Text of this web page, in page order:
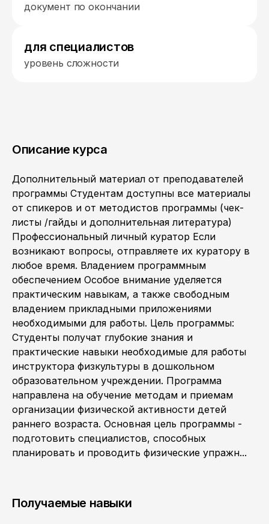
документ по окончании
для специалистов
уровень сложности
Описание курса
Дополнительный материал от преподавателей
программы Студентам доступны все материалы
от спикеров и от методистов программы (чек-
листы /гайды и дополнительная литература)
Профессиональный личный куратор Если
возникают вопросы, отправляете их куратору в
любое время. Владением программным
обеспечением Особое внимание уделяется
практическим навыкам, а также свободным
владением прикладными приложениями
необходимыми для работы. Цель программы:
Студенты получат глубокие знания и
практические навыки необходимые для работы
инструктора физкультуры в дошкольном
образовательном учреждении. Программа
направлена на обучение методам и приемам
организации физической активности детей
раннего возраста. Основная цель программы -
подготовить специалистов, способных
планировать и проводить физические упражн...
Получаемые навыки